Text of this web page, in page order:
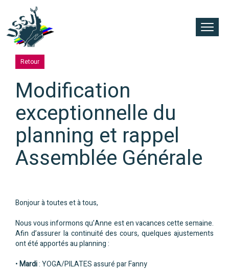
Retour
Modification
exceptionnelle du
planning et rappel
Assemblée Générale
Bonjour à toutes et à tous,
Nous vous informons qu’Anne est en vacances cette semaine.
Afin d’assurer la continuité des cours, quelques ajustements
ont été apportés au planning :
•Mardi: YOGA/PILATES assuré par Fanny